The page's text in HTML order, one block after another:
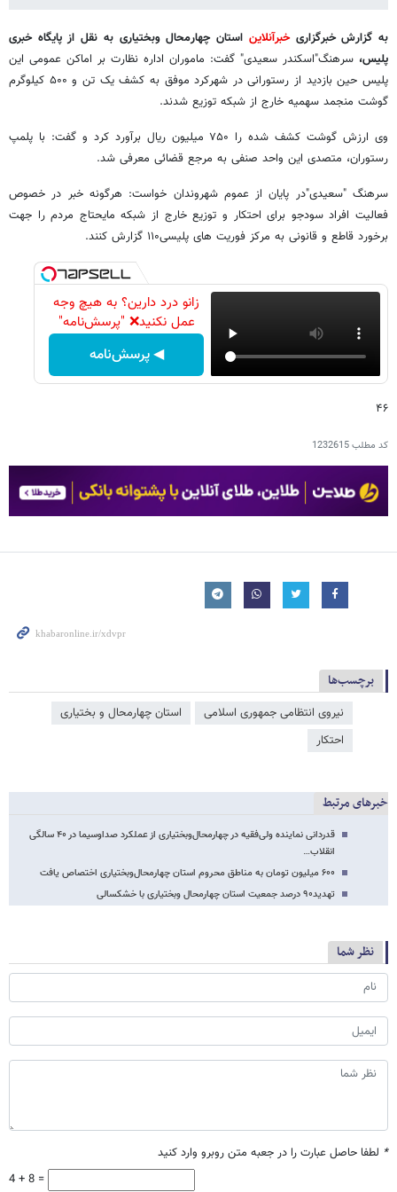
به گزارش خبرگزاریخبرآنلاین استان چهارمحال وبختیاری به نقل از پایگاه خبری
پلیس، سرهنگ"اسکندر سعیدی" گفت: ماموران اداره نظارت بر اماکن عمومی این
پلیس حین بازدید از رستورانی در شهرکرد موفق به کشف یک تن و ۵۰۰ کیلوگرم
گوشت منجمد سهمیه خارج از شبکه توزیع شدند.
وی ارزش گوشت کشف شده را ۷۵۰ میلیون ریال برآورد کرد و گفت: با پلمپ
رستوران، متصدی این واحد صنفی به مرجع قضائی معرفی شد.
سرهنگ "سعیدی"در پایان از عموم شهروندان خواست: هرگونه خبر در خصوص
فعالیت افراد سودجو برای احتکار و توزیع خارج از شبکه مایحتاج مردم را جهت
برخورد قاطع و قانونی به مرکز فوریت های پلیسی۱۱۰ گزارش کنند.
زانو درد دارین؟ به هیچ وجه
عمل نکنید❌ "پرسش‌نامه"
◀ پرسش‌نامه
۴۶
کد مطلب1232615
برچسب‌ها
نیروی انتظامی جمهوری اسلامی
استان چهارمحال و بختیاری
احتکار
خبرهای مرتبط
قدردانی نماینده ولی‌فقیه در چهارمحال‌وبختیاری از عملکرد صداوسیما در ۴۰ سالگی
انقلاب…
۶۰۰ میلیون تومان به مناطق محروم استان چهارمحال‌وبختیاری اختصاص یافت
تهدید۹۰ درصد جمعیت استان چهارمحال وبختیاری با خشکسالی
نظر شما
* لطفا حاصل عبارت را در جعبه متن روبرو وارد کنید
4 + 8 =